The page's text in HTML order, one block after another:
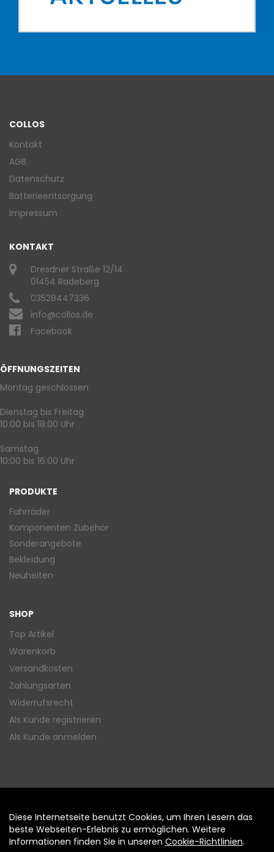
COLLOS
Kontakt
AGB
Datenschutz
Batterieentsorgung
Impressum
KONTAKT
Dresdner Straße 12/14
01454 Radeberg
03528447336
info@collos.de
Facebook
ÖFFNUNGSZEITEN
Montag geschlossen
Dienstag bis Freitag
10:00 bis 18:00 Uhr
Samstag
10:00 bis 16:00 Uhr
PRODUKTE
Fahrräder
Komponenten Zubehör
Sonderangebote
Bekleidung
Neuheiten
SHOP
Top Artikel
Warenkorb
Versandkosten
Zahlungsarten
Widerrufsrecht
Als Kunde registrieren
Als Kunde anmelden
Diese Internetseite benutzt Cookies, um Ihren Lesern das
beste Webseiten-Erlebnis zu ermöglichen. Weitere
Informationen finden Sie in unseren Cookie-Richtlinien.
Auftrag widerrufen